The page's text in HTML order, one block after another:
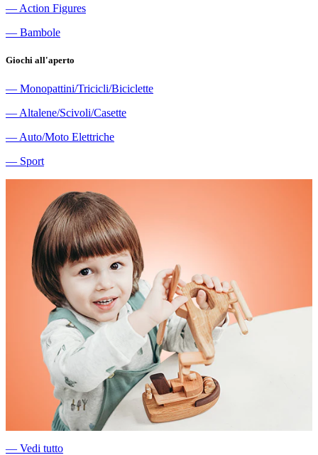
― Action Figures
― Bambole
Giochi all'aperto
― Monopattini/Tricicli/Biciclette
― Altalene/Scivoli/Casette
― Auto/Moto Elettriche
― Sport
― Vedi tutto